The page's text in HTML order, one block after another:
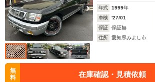
年式 1999年
車検
'27/01
保証
保証無
住所
愛知県みよし市
無
料
在庫確認・見積依頼